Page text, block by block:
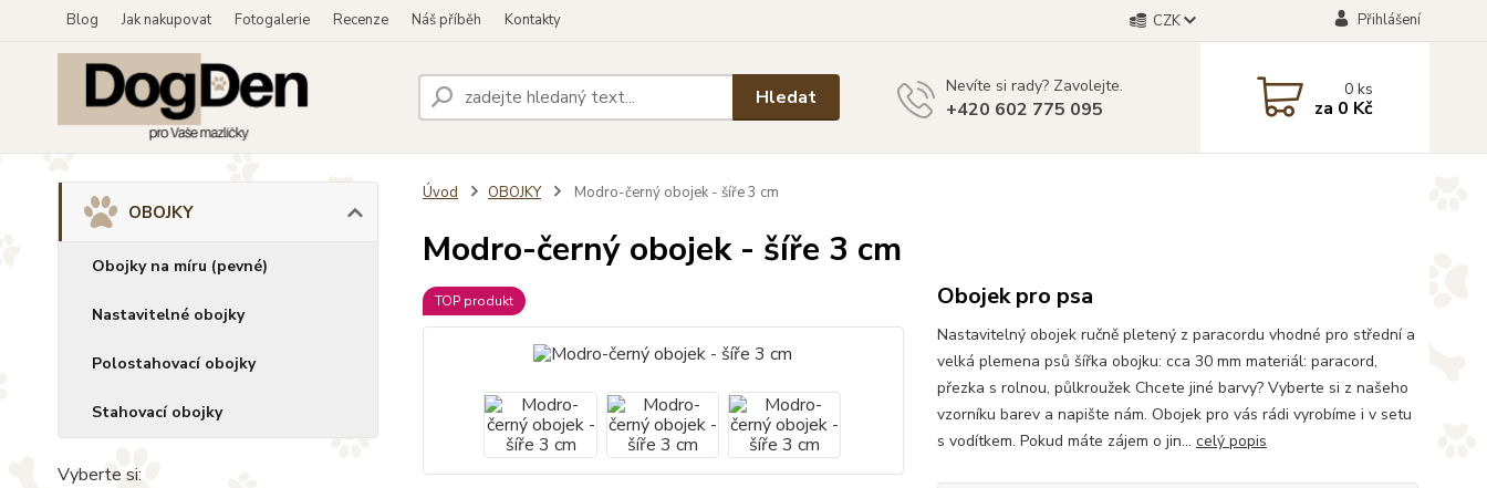
Blog Jak nakupovat Fotogalerie Recenze Náš příběh Kontakty CZK Přihlášení
Hledat Nevíte si rady? Zavolejte.
+420 602 775 095
0ks
za 0 Kč
OBOJKY
Obojky na míru (pevné)
Nastavitelné obojky
Polostahovací obojky
Stahovací obojky
Vyberte si:
Úvod OBOJKY Modro-černý obojek - šíře 3 cm
Modro-černý obojek - šíře 3 cm
TOP produkt Obojek pro psa
Nastavitelný obojek ručně pletený z paracordu vhodné pro střední a
velká plemena psů šířka obojku: cca 30 mm materiál: paracord,
přezka s rolnou, půlkroužek Chcete jiné barvy? Vyberte si z našeho
vzorníku barev a napište nám. Obojek pro vás rádi vyrobíme i v setu
s vodítkem. Pokud máte zájem o jin... celý popis